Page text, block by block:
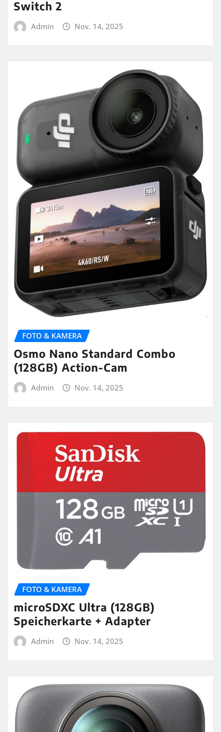
Switch 2
Admin Nov. 14, 2025
FOTO & KAMERA
Osmo Nano Standard Combo
(128GB) Action-Cam
Admin Nov. 14, 2025
FOTO & KAMERA
microSDXC Ultra (128GB)
Speicherkarte + Adapter
Admin Nov. 14, 2025